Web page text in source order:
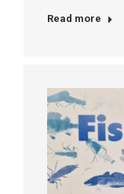
Read more